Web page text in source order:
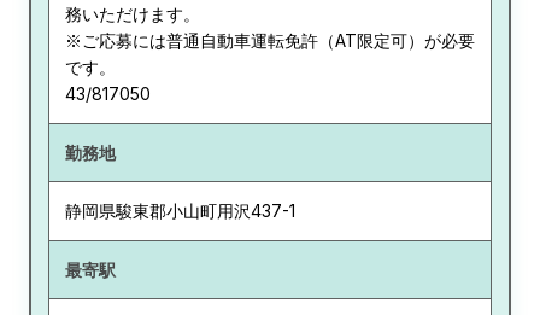
務いただけます。
※ご応募には普通自動車運転免許（AT限定可）が必要
です。
43/817050
勤務地
静岡県駿東郡小山町用沢437-1
最寄駅